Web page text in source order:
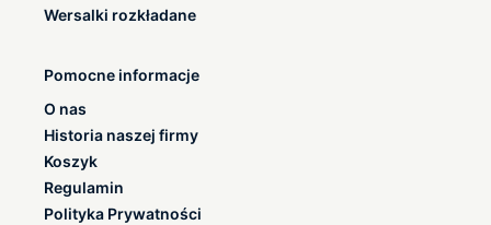
Wersalki rozkładane
Pomocne informacje
O nas
Historia naszej firmy
Koszyk
Regulamin
Polityka Prywatności